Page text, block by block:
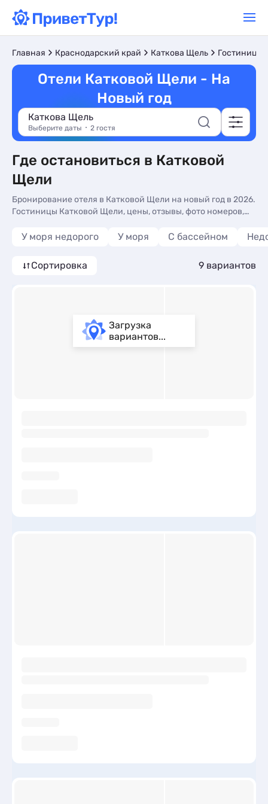
Главная Краснодарский край Каткова Щель Гостиницы
Отели Катковой Щели - На
Новый год
Каткова Щель
Выберите даты 2 гостя
Где остановиться в Катковой
Щели
Бронирование отеля в Катковой Щели на новый год в 2026.
Гостиницы Катковой Щели, цены, отзывы, фото номеров,
У моря недорого У моря С бассейном
Сортировка 9 вариантов
Загрузка
вариантов...